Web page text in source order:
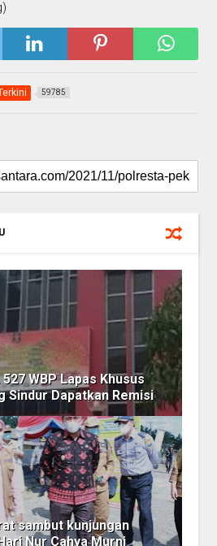
59785
WBP Lapas Khusus
Sindur Dapatkan Remisi
sambut kunjungan
Nur Cahya Murni